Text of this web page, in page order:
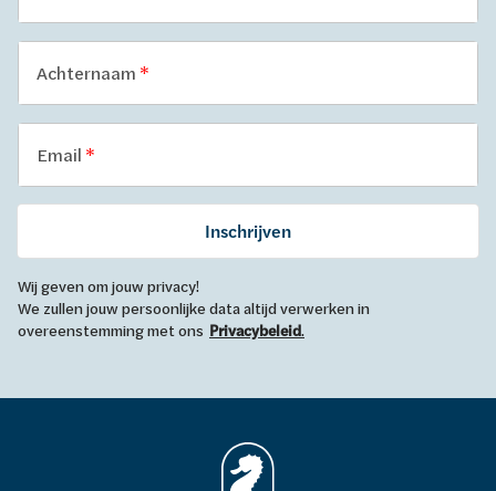
Achternaam
Email
Inschrijven
Wij geven om jouw privacy!
We zullen jouw persoonlijke data altijd verwerken in
overeenstemming met ons Privacybeleid.